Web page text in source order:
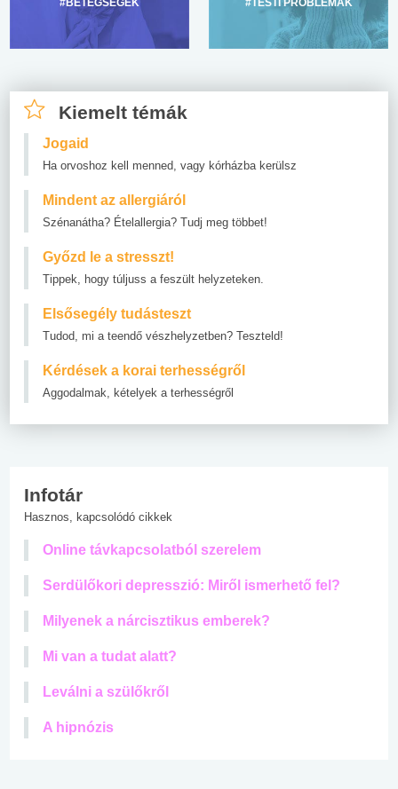
Kiemelt témák
Jogaid
Ha orvoshoz kell menned, vagy kórházba kerülsz
Mindent az allergiáról
Szénanátha? Ételallergia? Tudj meg többet!
Győzd le a stresszt!
Tippek, hogy túljuss a feszült helyzeteken.
Elsősegély tudásteszt
Tudod, mi a teendő vészhelyzetben? Teszteld!
Kérdések a korai terhességről
Aggodalmak, kételyek a terhességről
Infotár
Hasznos, kapcsolódó cikkek
Online távkapcsolatból szerelem
Serdülőkori depresszió: Miről ismerhető fel?
Milyenek a nárcisztikus emberek?
Mi van a tudat alatt?
Leválni a szülőkről
A hipnózis